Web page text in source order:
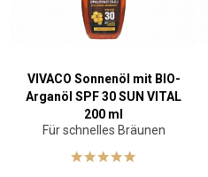
VIVACO Sonnenöl mit BIO-
Arganöl SPF 30 SUN VITAL
200 ml
Für schnelles Bräunen